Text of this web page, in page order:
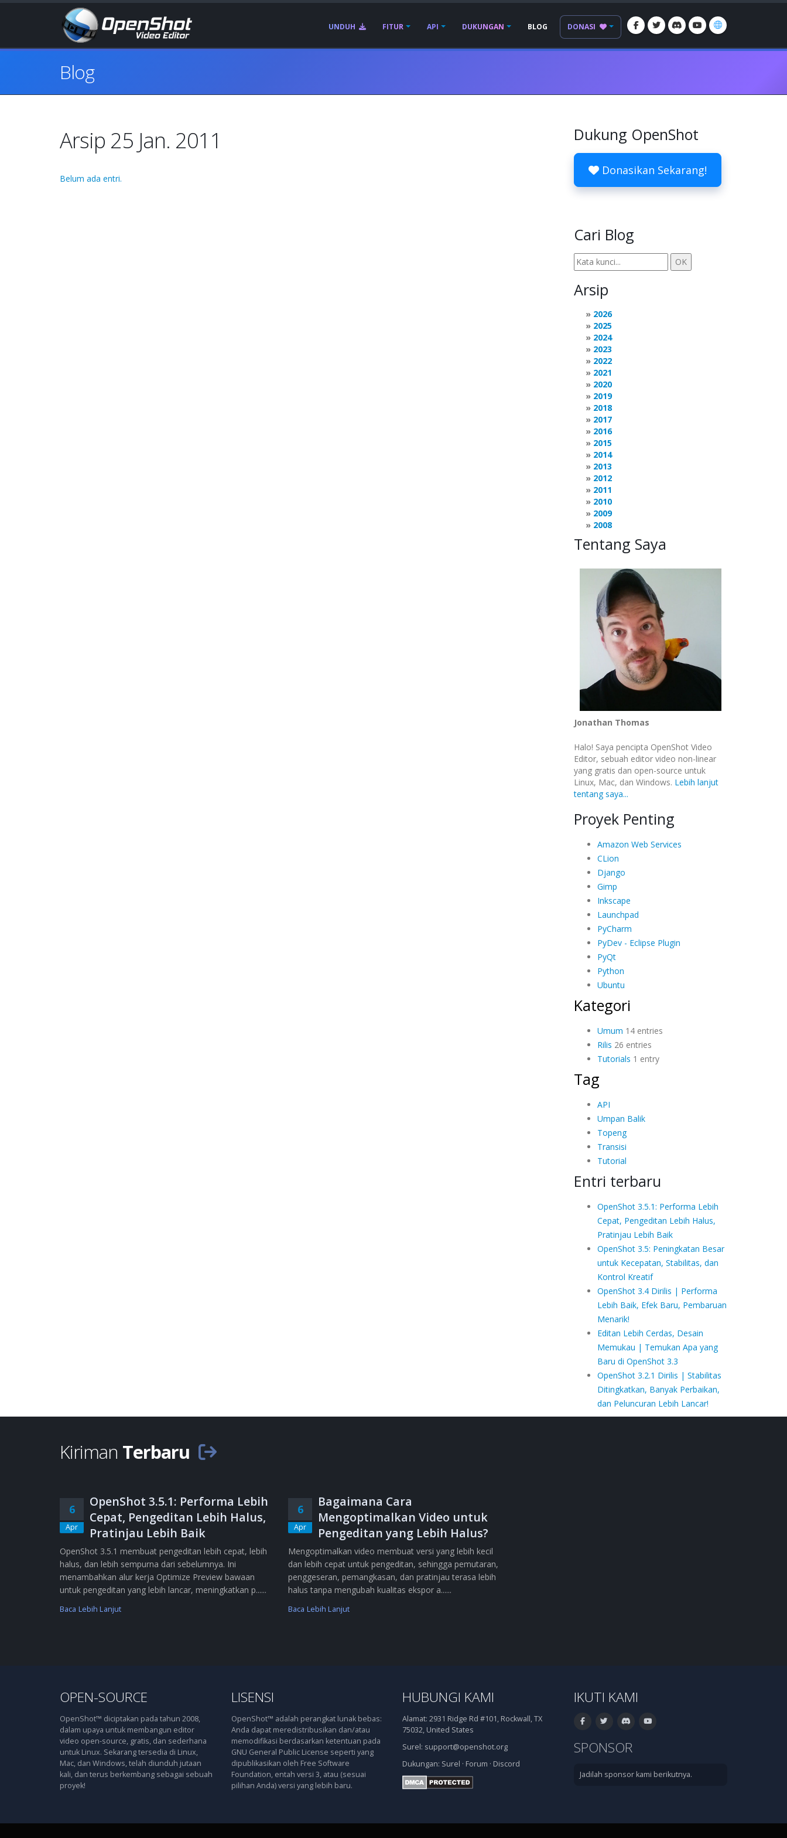
UNDUH FITUR API DUKUNGAN BLOG DONASI
Blog
Arsip 25 Jan. 2011
Belum ada entri.
Dukung OpenShot
Donasikan Sekarang!
Cari Blog
Arsip
2026
2025
2024
2023
2022
2021
2020
2019
2018
2017
2016
2015
2014
2013
2012
2011
2010
2009
2008
Tentang Saya
Jonathan Thomas
Halo! Saya pencipta OpenShot Video
Editor, sebuah editor video non-linear
yang gratis dan open-source untuk
Linux, Mac, dan Windows. Lebih lanjut
tentang saya...
Proyek Penting
Amazon Web Services
CLion
Django
Gimp
Inkscape
Launchpad
PyCharm
PyDev - Eclipse Plugin
PyQt
Python
Ubuntu
Kategori
Umum 14 entries
Rilis 26 entries
Tutorials 1 entry
Tag
API
Umpan Balik
Topeng
Transisi
Tutorial
Entri terbaru
OpenShot 3.5.1: Performa Lebih
Cepat, Pengeditan Lebih Halus,
Pratinjau Lebih Baik
OpenShot 3.5: Peningkatan Besar
untuk Kecepatan, Stabilitas, dan
Kontrol Kreatif
OpenShot 3.4 Dirilis | Performa
Lebih Baik, Efek Baru, Pembaruan
Menarik!
Editan Lebih Cerdas, Desain
Memukau | Temukan Apa yang
Baru di OpenShot 3.3
OpenShot 3.2.1 Dirilis | Stabilitas
Ditingkatkan, Banyak Perbaikan,
dan Peluncuran Lebih Lancar!
Kiriman Terbaru
6
Apr
OpenShot 3.5.1: Performa Lebih
Cepat, Pengeditan Lebih Halus,
Pratinjau Lebih Baik
OpenShot 3.5.1 membuat pengeditan lebih cepat, lebih
halus, dan lebih sempurna dari sebelumnya. Ini
menambahkan alur kerja Optimize Preview bawaan
untuk pengeditan yang lebih lancar, meningkatkan p......
Baca Lebih Lanjut
6
Apr
Bagaimana Cara
Mengoptimalkan Video untuk
Pengeditan yang Lebih Halus?
Mengoptimalkan video membuat versi yang lebih kecil
dan lebih cepat untuk pengeditan, sehingga pemutaran,
penggeseran, pemangkasan, dan pratinjau terasa lebih
halus tanpa mengubah kualitas ekspor a......
Baca Lebih Lanjut
OPEN-SOURCE
OpenShot™ diciptakan pada tahun 2008,
dalam upaya untuk membangun editor
video open-source, gratis, dan sederhana
untuk Linux. Sekarang tersedia di Linux,
Mac, dan Windows, telah diunduh jutaan
kali, dan terus berkembang sebagai sebuah
proyek!
LISENSI
OpenShot™ adalah perangkat lunak bebas:
Anda dapat meredistribusikan dan/atau
memodifikasi berdasarkan ketentuan pada
GNU General Public License seperti yang
dipublikasikan oleh Free Software
Foundation, entah versi 3, atau (sesuai
pilihan Anda) versi yang lebih baru.
HUBUNGI KAMI
Alamat: 2931 Ridge Rd #101, Rockwall, TX
75032, United States
Surel: support@openshot.org
Dukungan: Surel · Forum · Discord
IKUTI KAMI
SPONSOR
Jadilah sponsor kami berikutnya.